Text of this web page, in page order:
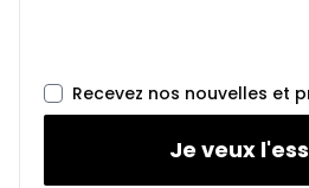
Location sur 24 mois
0.00 $ d'acompte • 2.49%
Recevez nos nouvelles et
Je veux